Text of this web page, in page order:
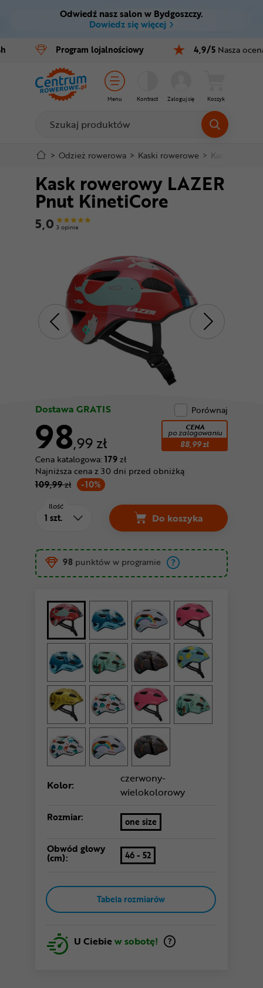
Ctrl M
Menu główne
Informacje o produkcie
Do koszyka
Szczegółowe informacje
Stopka
Mapa strony
Odwiedź nasz salon w Bydgoszczy.
Dowiedz się więcej
Program lojalnościowy 4,9/5 Nasza
Menu Kontrast Zaloguj się Koszyk
Rowery
E-bike
Części
Akcesoria
Odzież
Kaski
Buty
Nowości
Superoferta
> Odzież rowerowa > Kaski rowerowe > Kaski dla
Kask rowerowy LAZER
Pnut KinetiCore
5,0 3 opinie
Dostawa GRATIS Porównaj
98,99 zł
CENA
po zalogowaniu
88,99 zł
Cena katalogowa: 179zł
-10%
Najniższa cena z 30 dni przed obniżką
109,99zł
Ilość
Do koszyka
Kask rowerowy
98 punktów w programie
Kolor:
czerwony-
wielokolorowy
Rozmiar: one size
Obwód głowy
(cm): 46 - 52
Tabela rozmiarów
U Ciebiew sobotę!